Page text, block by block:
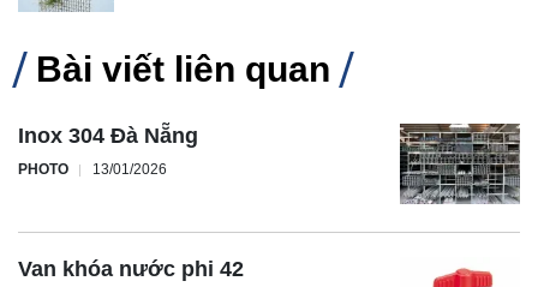
Bài viết liên quan
Inox 304 Đà Nẵng
PHOTO 13/01/2026
Van khóa nước phi 42